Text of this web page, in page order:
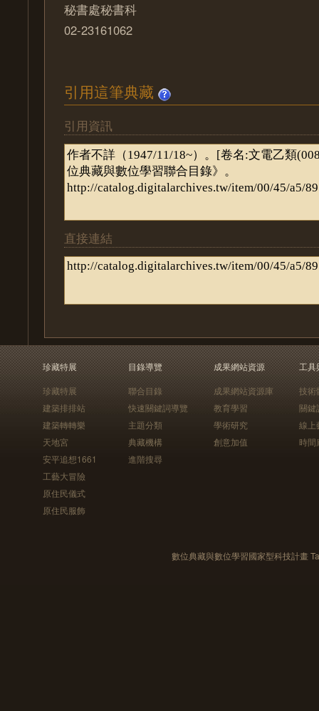
秘書處秘書科
02-23161062
引用這筆典藏
引用資訊
直接連結
珍藏特展
珍藏特展
建築排排站
建築轉轉樂
天地宮
安平追想1661
工藝大冒險
原住民儀式
原住民服飾
目錄導覽
聯合目錄
快速關鍵詞導覽
主題分類
典藏機構
進階搜尋
成果網站資源
成果網站資源庫
教育學習
學術研究
創意加值
工具
技術
關鍵
線上
時間
數位典藏與數位學習國家型科技計畫